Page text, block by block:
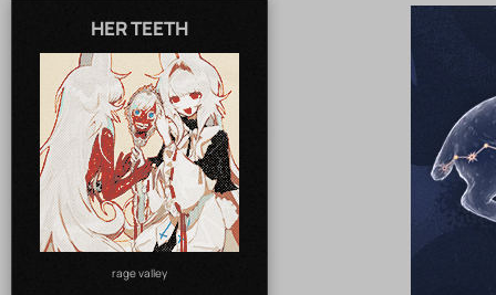
HER TEETH
rage valley